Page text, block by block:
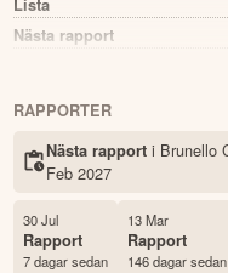
Lista
Nästa rapport
Ticker
Status
Land
Första handelsdag
RAPPORTER
Nästa rapport i Brunello
Feb 2027
30 Jul
Rapport
7 dagar sedan
13 Mar
Rapport
146 dagar sedan